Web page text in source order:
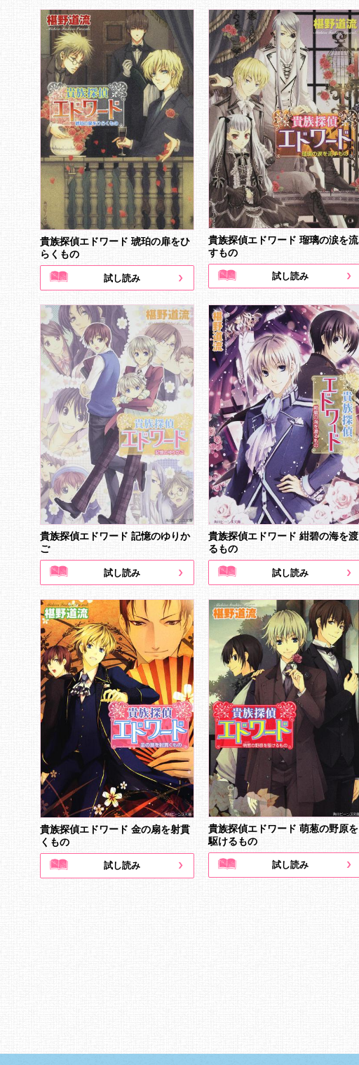
貴族探偵エドワード 琥珀の扉をひ
らくもの
試し読み
貴族探偵エドワード 瑠璃の涙を流
すもの
試し読み
貴族探偵エドワード 記憶のゆりか
ご
試し読み
貴族探偵エドワード 紺碧の海を渡
るもの
試し読み
貴族探偵エドワード 金の扇を射貫
くもの
試し読み
貴族探偵エドワード 萌葱の野原を
駆けるもの
試し読み